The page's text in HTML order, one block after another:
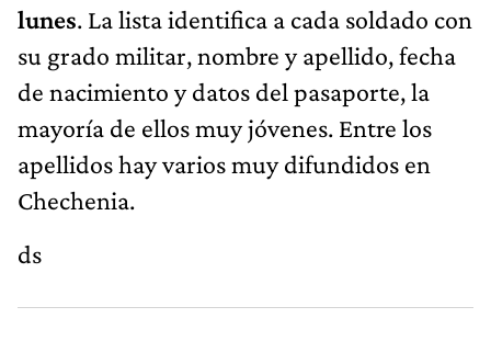
lunes. La lista identifica a cada soldado con
su grado militar, nombre y apellido, fecha
de nacimiento y datos del pasaporte, la
mayoría de ellos muy jóvenes. Entre los
apellidos hay varios muy difundidos en
Chechenia.
ds